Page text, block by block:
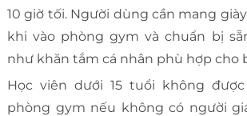
10 giờ tối. Người dùng cần mang
khi vào phòng gym và chuẩn bị
như khăn tắm cá nhân phù hợp cho
Học viên dưới 15 tuổi không
phòng gym nếu không có người